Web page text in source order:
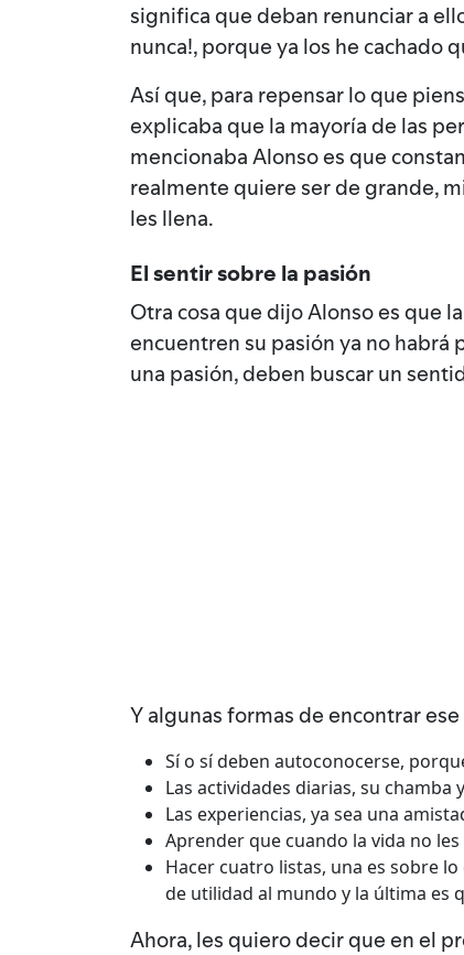
significa que deban renunciar a
nunca!, porque ya los he cachado
Así que, para repensar lo que
explicaba que la mayoría de las
mencionaba Alonso es que
realmente quiere ser de grande,
les llena.
El sentir sobre la pasión
Otra cosa que dijo Alonso es que
encuentren su pasión ya no habrá
una pasión, deben buscar un
Y algunas formas de encontrar
Sí o sí deben autoconocerse,
Las actividades diarias, su chamba
Las experiencias, ya sea una
Aprender que cuando la vida no
Hacer cuatro listas, una es sobre
de utilidad al mundo y la última es
Ahora, les quiero decir que en el